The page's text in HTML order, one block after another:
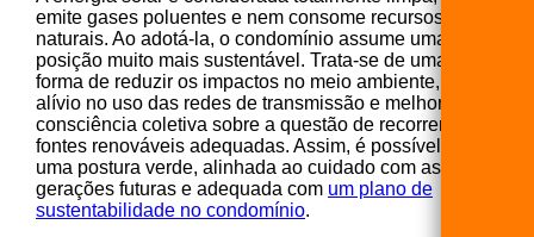
emite gases poluentes e nem consome recursos
naturais. Ao adotá-la, o condomínio assume uma
posição muito mais sustentável. Trata-se de uma
forma de reduzir os impactos no meio ambiente, gerar
alívio no uso das redes de transmissão e melhorar a
consciência coletiva sobre a questão de recorrer a
fontes renováveis adequadas. Assim, é possível ter
uma postura verde, alinhada ao cuidado com as
gerações futuras e adequada com um plano de
sustentabilidade no condomínio.